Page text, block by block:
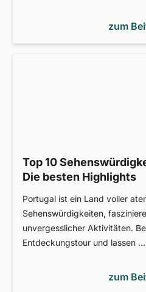
zum
Top 10
Die besten Highlights
Portugal ist ein Land voller
Sehenswürdigkeiten,
unvergesslicher Aktivitäten.
Entdeckungstour und lassen …
zum